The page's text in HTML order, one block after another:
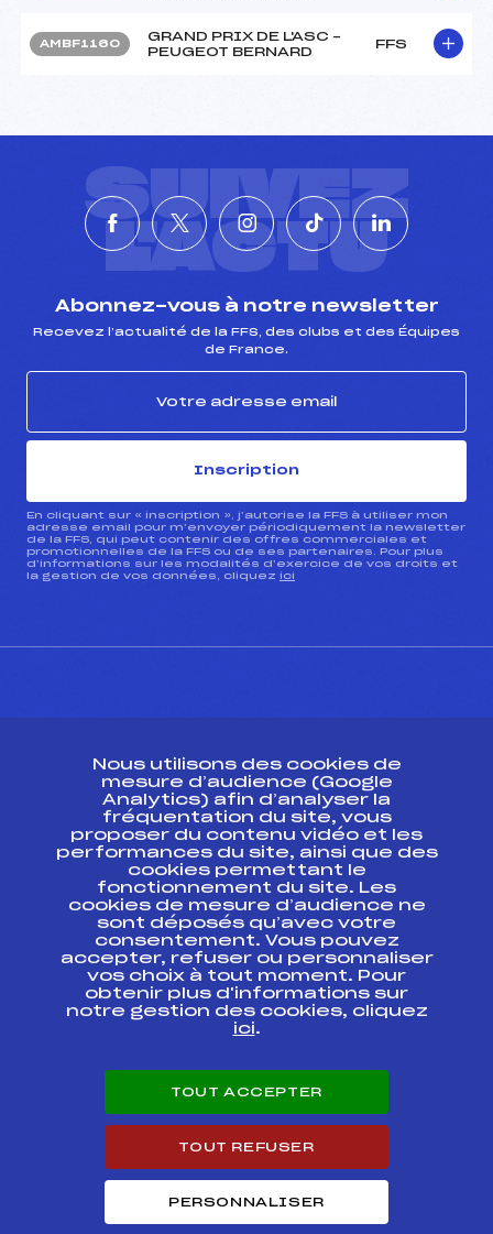
AMBF1160
GRAND PRIX DE L'ASC –
PEUGEOT BERNARD
FFS
SUIVEZ
L'ACTU
Abonnez-vous à notre newsletter
Recevez l’actualité de la FFS, des clubs et des Équipes
de France.
Inscription
En cliquant sur « inscription », j’autorise la FFS à utiliser mon
adresse email pour m’envoyer périodiquement la newsletter
de la FFS, qui peut contenir des offres commerciales et
promotionnelles de la FFS ou de ses partenaires. Pour plus
d’informations sur les modalités d’exercice de vos droits et
la gestion de vos données, cliquez ici
ESPACE PRESSE
Ressources
Pass’Neige
Projet sportif fédéral
Projet de performance fédéral
Antidopage
Pôle Développement, Formation, Suivi
Scientifique
Listes ministérielles
Pôle vie de l’athlète
Carrières
Nous utilisons des cookies de
mesure d’audience (Google
Analytics) afin d’analyser la
fréquentation du site, vous
proposer du contenu vidéo et les
performances du site, ainsi que des
cookies permettant le
fonctionnement du site. Les
cookies de mesure d’audience ne
sont déposés qu’avec votre
consentement. Vous pouvez
accepter, refuser ou personnaliser
vos choix à tout moment. Pour
obtenir plus d'informations sur
notre gestion des cookies, cliquez
ici.
TOUT ACCEPTER
TOUT REFUSER
PERSONNALISER